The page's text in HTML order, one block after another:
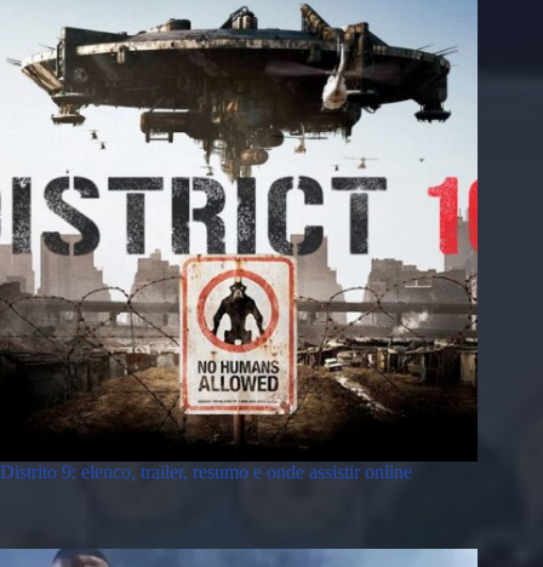
Distrito 9: elenco, trailer, resumo e onde assistir online